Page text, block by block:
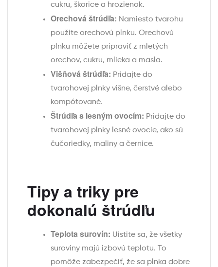
cukru, škorice a hrozienok.
Orechová štrúdľa: Namiesto tvarohu
použite orechovú plnku. Orechovú
plnku môžete pripraviť z mletých
orechov, cukru, mlieka a masla.
Višňová štrúdľa: Pridajte do
tvarohovej plnky višne, čerstvé alebo
kompótované.
Štrúdľa s lesným ovocím: Pridajte do
tvarohovej plnky lesné ovocie, ako sú
čučoriedky, maliny a černice.
Tipy a triky pre
dokonalú štrúdľu
Teplota surovín: Uistite sa, že všetky
suroviny majú izbovú teplotu. To
pomôže zabezpečiť, že sa plnka dobre